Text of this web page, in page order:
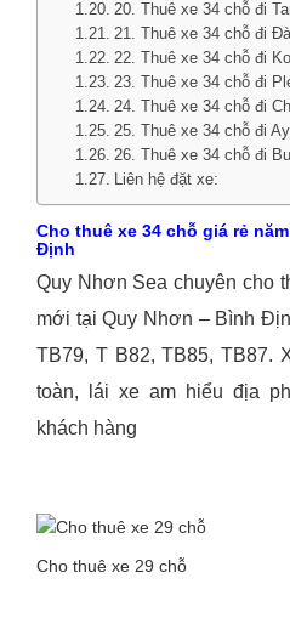
20. Thuê xe 34 chỗ đi
21. Thuê xe 34 chỗ đi
22. Thuê xe 34 chỗ đi
23. Thuê xe 34 chỗ đi
24. Thuê xe 34 chỗ đi
25. Thuê xe 34 chỗ đi
26. Thuê xe 34 chỗ đi
Liên hệ đặt xe:
Cho thuê xe 34 chỗ giá rẻ
Định
Quy Nhơn Sea chuyên cho
mới tại Quy Nhơn – Bình
TB79, T B82, TB85, TB87.
toàn, lái xe am hiểu địa
khách hàng
Cho thuê xe 29 chỗ